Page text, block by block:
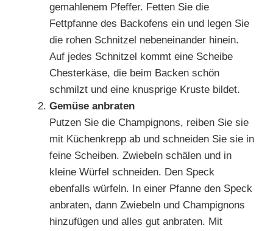
gemahlenem Pfeffer. Fetten Sie die
Fettpfanne des Backofens ein und legen Sie
die rohen Schnitzel nebeneinander hinein.
Auf jedes Schnitzel kommt eine Scheibe
Chesterkäse, die beim Backen schön
schmilzt und eine knusprige Kruste bildet.
Gemüse anbraten
Putzen Sie die Champignons, reiben Sie sie
mit Küchenkrepp ab und schneiden Sie sie in
feine Scheiben. Zwiebeln schälen und in
kleine Würfel schneiden. Den Speck
ebenfalls würfeln. In einer Pfanne den Speck
anbraten, dann Zwiebeln und Champignons
hinzufügen und alles gut anbraten. Mit